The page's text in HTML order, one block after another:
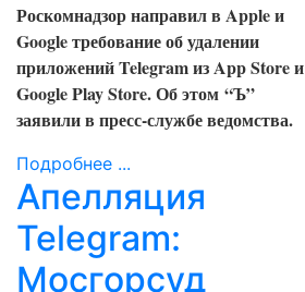
Роскомнадзор направил в Apple и
Google требование об удалении
приложений Telegram из App Store и
Google Play Store. Об этом “Ъ”
заявили в пресс-службе ведомства.
Подробнее ...
Апелляция
Telegram:
Мосгорсуд